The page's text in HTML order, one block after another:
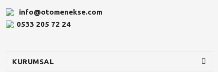
info@otomenekse.com
0533 205 72 24
KURUMSAL